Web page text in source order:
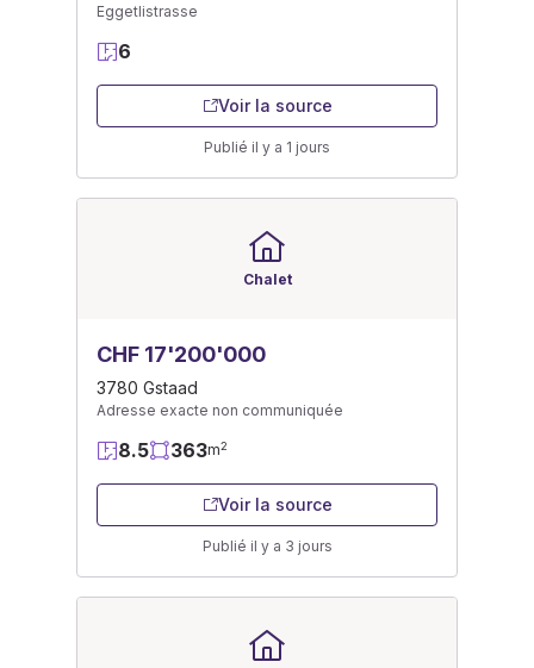
Eggetlistrasse
6
Voir la source
Publié il y a 1 jours
Chalet
CHF 17'200'000
3780 Gstaad
Adresse exacte non communiquée
8.5 363m2
Voir la source
Publié il y a 3 jours